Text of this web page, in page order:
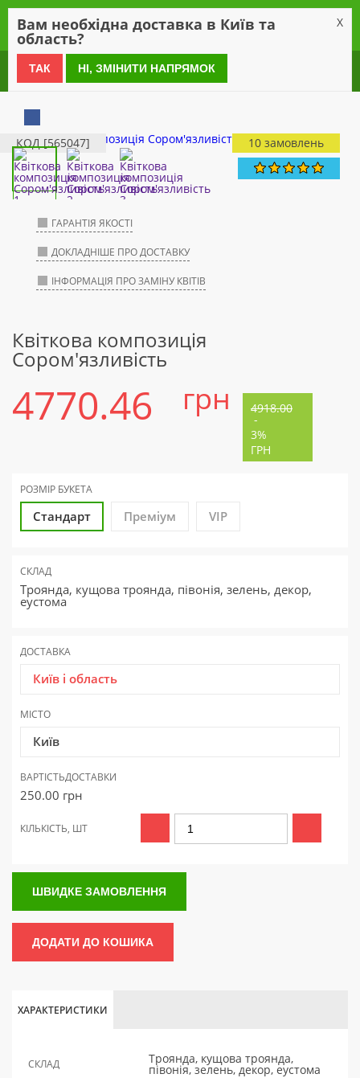
0 800 21 54 55
КОД [565047] 10 замовлень
ГАРАНТІЯ ЯКОСТІ
ДОКЛАДНІШЕ ПРО ДОСТАВКУ
ІНФОРМАЦІЯ ПРО ЗАМІНУ КВІТІВ
Квіткова композиція
Сором'язливість
4770.46 грн 4918.00
-
3%
ГРН
РОЗМІР БУКЕТА
Стандарт Преміум VIP
СКЛАД
Троянда, кущова троянда, півонія, зелень, декор,
еустома
ДОСТАВКА
Київ і область
МІСТО
Київ
ВАРТІСТЬДОСТАВКИ
250.00 грн
КІЛЬКІСТЬ, ШТ
ШВИДКЕ ЗАМОВЛЕННЯ
ДОДАТИ ДО КОШИКА
ХАРАКТЕРИСТИКИ
СКЛАД Троянда, кущова троянда,
півонія, зелень, декор, еустома
Вам необхідна доставка в Київ та
область?
X
ТАК НІ, ЗМІНИТИ НАПРЯМОК